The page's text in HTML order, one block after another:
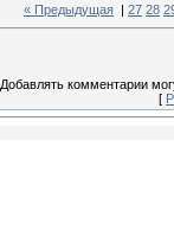
« Предыдущая 27 28
Добавлять комментарии
[